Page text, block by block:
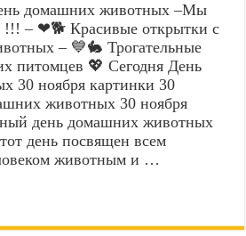
домашних животных –Мы
– ❤🐕 Красивые открытки с
– 💙🐇 Трогательные
питомцев 💖 Сегодня День
30 ноября картинки 30
животных 30 ноября
день домашних животных
день посвящен всем
животным и …